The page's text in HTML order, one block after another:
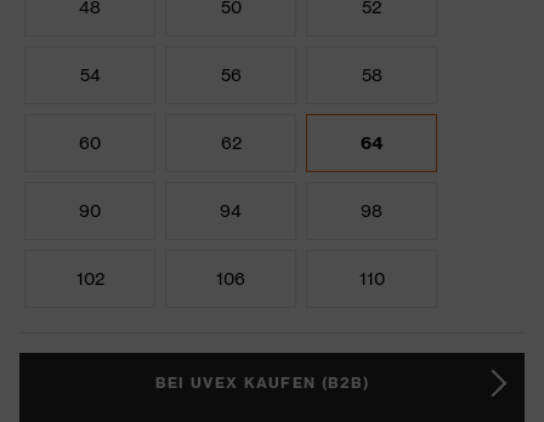
48 50 52
54 56 58
60 62 64
90 94 98
102 106 110
BEI UVEX KAUFEN (B2B)